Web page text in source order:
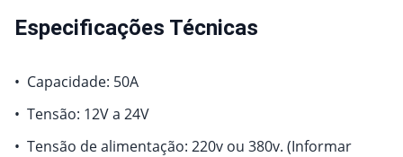
Especificações Técnicas
• Capacidade: 50A
• Tensão: 12V a 24V
• Tensão de alimentação: 220v ou 380v. (Informar